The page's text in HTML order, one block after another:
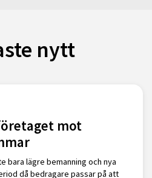
nytt
mot
bara lägre bemanning och nya
då bedragare passar på att